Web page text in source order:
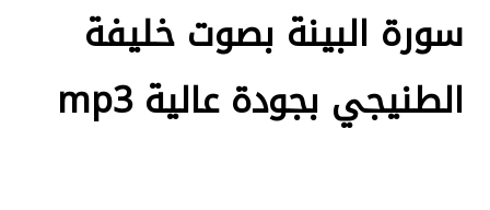
سورة البينة بصوت خليفة
الطنيجي بجودة عالية mp3